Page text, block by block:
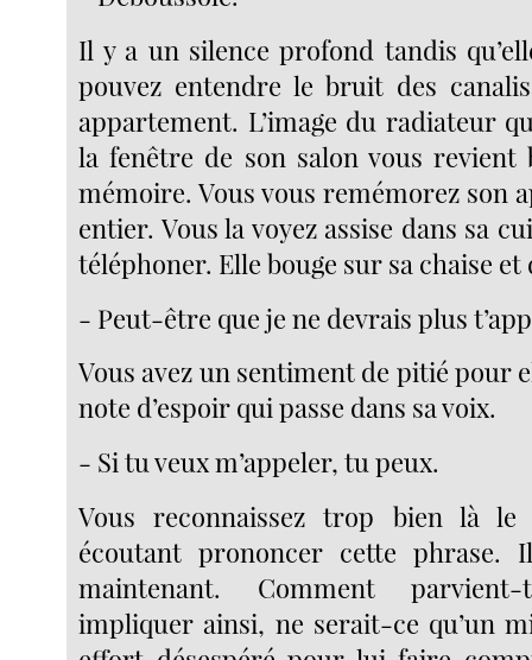
Il y a un silence profond tandis
pouvez entendre le bruit des
appartement. L’image du radiateur
la fenêtre de son salon vous revient
mémoire. Vous vous remémorez son
entier. Vous la voyez assise dans sa
téléphoner. Elle bouge sur sa chaise et
- Peut-être que je ne devrais plus
Vous avez un sentiment de pitié pour
note d’espoir qui passe dans sa voix.
- Si tu veux m’appeler, tu peux.
Vous reconnaissez trop bien là
écoutant prononcer cette
maintenant. Comment
impliquer ainsi, ne serait-ce qu’un